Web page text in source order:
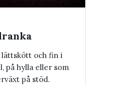
lättskött och fin i
på hylla eller som
på stöd.